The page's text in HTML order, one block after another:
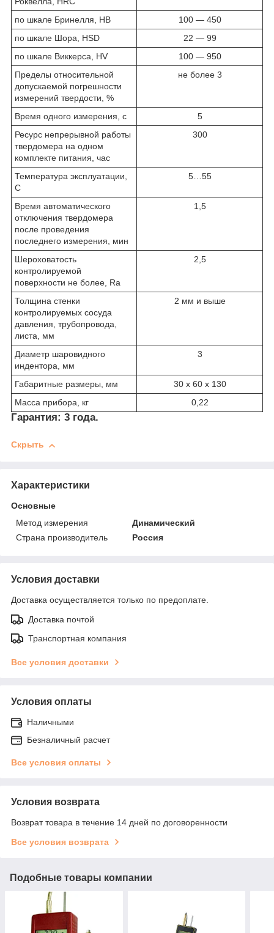
по шкале Бринелля, HB
100 — 450
по шкале Шора, HSD
22 — 99
по шкале Виккерса, HV
100 — 950
Пределы относительной
допускаемой погрешности
измерений твердости, %
не более 3
Время одного измерения, с
5
Ресурс непрерывной работы
твердомера на одном
комплекте питания, час
300
Температура эксплуатации,
С
5…55
Время автоматического
отключения твердомера
после проведения
последнего измерения, мин
1,5
Шероховатость
контролируемой
поверхности не более, Ra
2,5
Толщина стенки
контролируемых сосуда
давления, трубопровода,
листа, мм
2 мм и выше
Диаметр шаровидного
индентора, мм
3
Габаритные размеры, мм
30 х 60 х 130
Масса прибора, кг
0,22
Гарантия: 3 года.
Скрыть
Характеристики
Основные
Метод измерения
Динамический
Страна производитель
Россия
Условия доставки
Доставка осуществляется только по предоплате.
Доставка почтой
Транспортная компания
Все условия доставки
Условия оплаты
Наличными
Безналичный расчет
Все условия оплаты
Условия возврата
Возврат товара в течение 14 дней по договоренности
Все условия возврата
Подобные товары компании